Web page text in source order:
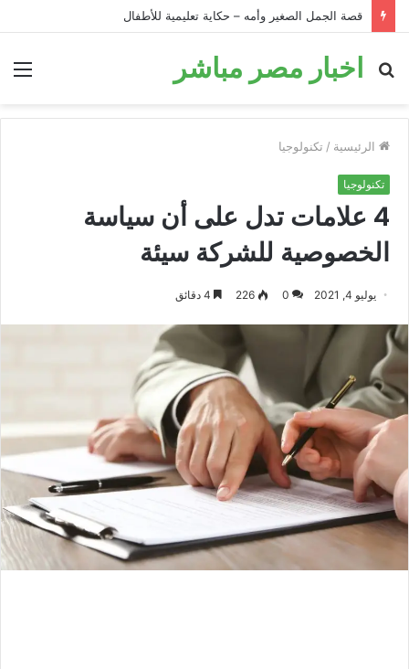
قصة الحمار في البئر: قصة تحفيزية للأطفال قبل النوم
اخبار مصر مباشر
بحث
الرئيسية / تكنولوجيا
تكنولوجيا
4 علامات تدل على أن سياسة
الخصوصية للشركة سيئة
يوليو 4, 2021 0
226